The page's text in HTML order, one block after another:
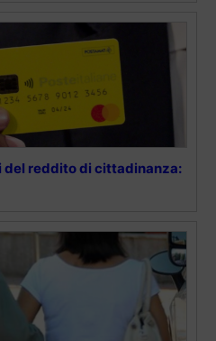
del reddito di cittadinanza: